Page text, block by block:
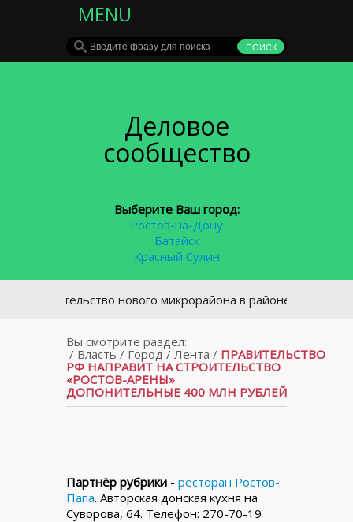
MENU
Деловое
сообщество
Выберите Ваш город:
Ростов-на-Дону
Батайск
Красный Сулин
нового микрорайона в районе площади
Вы смотрите раздел:
/ Власть / Город / Лента / ПРАВИТЕЛЬСТВО
РФ НАПРАВИТ НА СТРОИТЕЛЬСТВО
«РОСТОВ-АРЕНЫ»
ДОПОНИТЕЛЬНЫЕ 400 МЛН РУБЛЕЙ
Партнёр рубрики - ресторан Ростов-
Папа. Авторская донская кухня на
Суворова, 64. Телефон: 270-70-19